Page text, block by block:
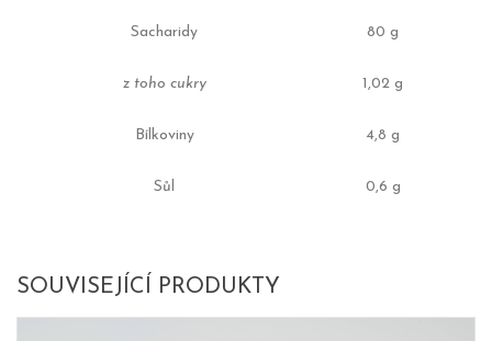
Sacharidy 80 g
z toho cukry 1,02 g
Bílkoviny 4,8 g
Sůl 0,6 g
SOUVISEJÍCÍ PRODUKTY